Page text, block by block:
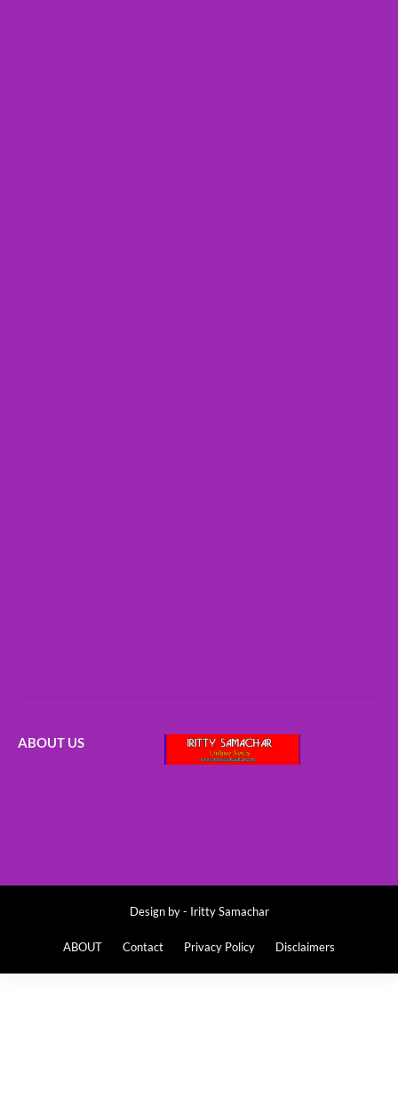
ABOUT US
Design by - Iritty Samachar
ABOUT Contact Privacy Policy Disclaimers